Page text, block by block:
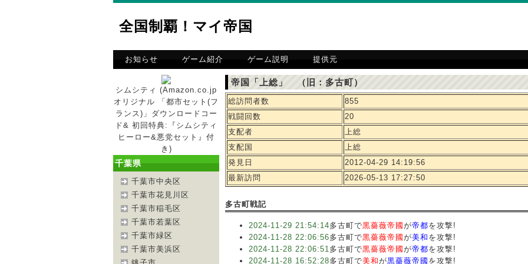
全国制覇！マイ帝国
お知らせ ゲーム紹介 ゲーム説明 提供元
シムシティ (Amazon.co.jp
オリジナル 「都市セット(フ
ランス)」ダウンロードコー
ド& 初回特典:『シムシティ
ヒーロー&悪党セット』付
き)
千葉県
千葉市中央区
千葉市花見川区
千葉市稲毛区
千葉市若葉区
千葉市緑区
千葉市美浜区
帝国「上総」 （旧：多古町）
総訪問者数
855
戦闘回数
20
支配者
上総
支配国
上総
発見日
2012-04-29 14:19:56
最新訪問
2026-05-13 17:27:50
多古町戦記
2024-11-29 21:54:14多古町で黒薔薇帝國 が帝都を攻撃!
2024-11-28 22:06:56多古町で黒薔薇帝國 が美和 を攻撃!
2024-11-28 22:06:51多古町で黒薔薇帝國 が帝都を攻撃!
2024-11-28 16:52:28多古町で美和が黒薔薇帝國 を攻撃!